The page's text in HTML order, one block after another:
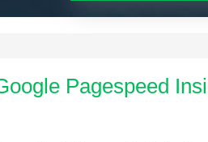
Pagespeed